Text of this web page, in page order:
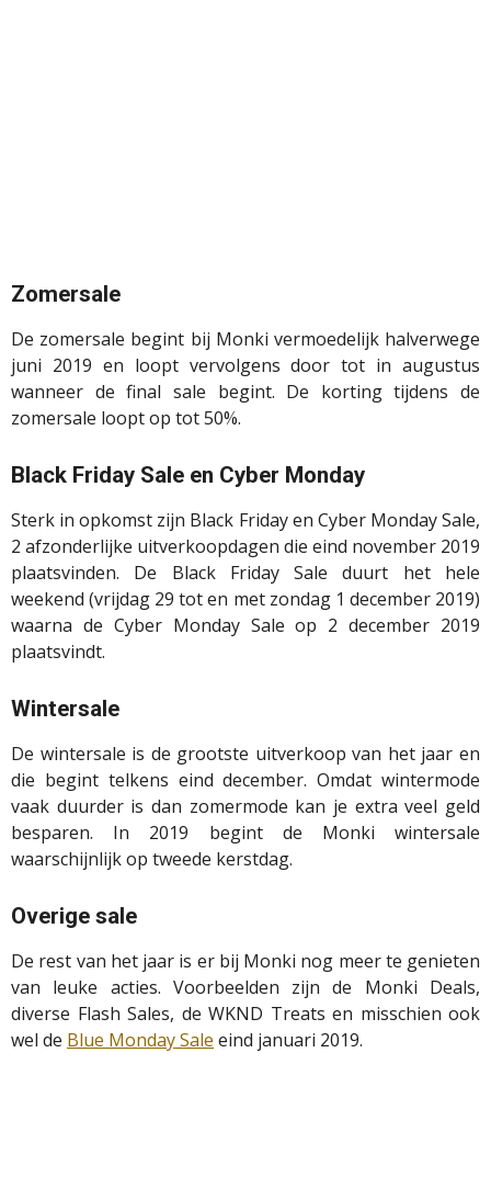
Zomersale
De zomersale begint bij Monki vermoedelijk halverwege
juni 2019 en loopt vervolgens door tot in augustus
wanneer de final sale begint. De korting tijdens de
zomersale loopt op tot 50%.
Black Friday Sale en Cyber Monday
Sterk in opkomst zijn Black Friday en Cyber MondaySale,
2 afzonderlijke uitverkoopdagen die eind november 2019
plaatsvinden. De Black Friday Sale duurt het hele
weekend (vrijdag 29 tot en met zondag 1 december 2019)
waarna de Cyber Monday Sale op 2 december 2019
plaatsvindt.
Wintersale
De wintersale is de grootste uitverkoop van het jaar en
die begint telkens eind december. Omdat wintermode
vaak duurder is dan zomermode kan je extra veel geld
besparen. In 2019 begint de
Monki
wintersale
waarschijnlijk op tweede kerstdag.
Overige sale
De rest van het jaar is er bij Monki nog meer te genieten
van leuke acties. Voorbeelden zijn de
Monki Deals,
diverse Flash Sales, de WKND Treats en misschien ook
wel de Blue MondaySale eind januari 2019.